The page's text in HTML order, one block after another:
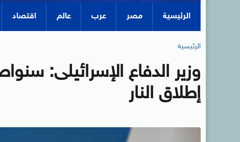
الرئيسية مصر عرب عالم اقتصاد
الرئيسية
وزير الدفاع الإسرائيلى:
إطلاق النار